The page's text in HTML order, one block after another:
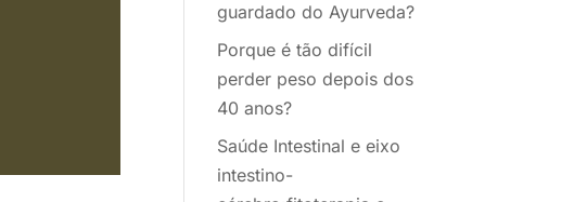
guardado do Ayurveda?
Porque é tão difícil
perder peso depois dos
40 anos?
Saúde Intestinal e eixo
intestino-